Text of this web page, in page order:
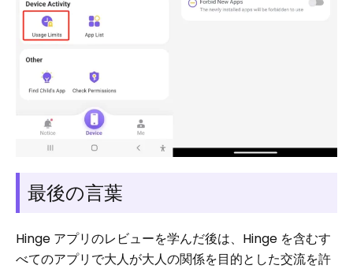
最後の言葉
Hinge アプリのレビューを学んだ後は、Hinge を含むす
べてのアプリで大人が大人の関係を目的とした交流を許